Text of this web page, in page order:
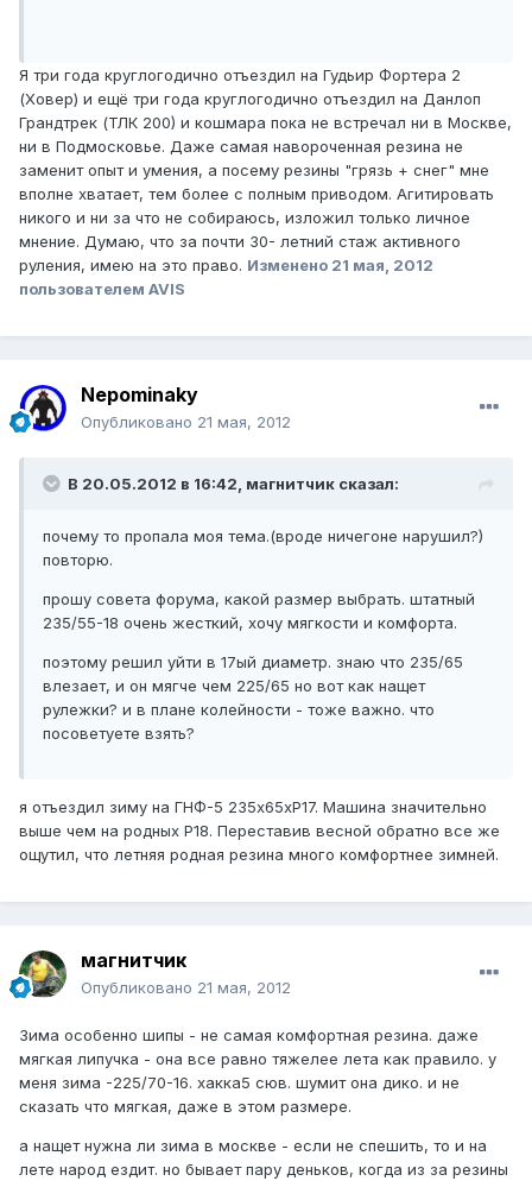
Я три года круглогодично отъездил на Гудьир Фортера 2
(Ховер) и ещё три года круглогодично отъездил на Данлоп
Грандтрек (ТЛК 200) и кошмара пока не встречал ни в Москве,
ни в Подмосковье. Даже самая навороченная резина не
заменит опыт и умения, а посему резины "грязь + снег" мне
вполне хватает, тем более с полным приводом. Агитировать
никого и ни за что не собираюсь, изложил только личное
мнение. Думаю, что за почти 30- летний стаж активного
руления, имею на это право. Изменено 21 мая, 2012
пользователем AVIS
Nepominaky
Опубликовано 21 мая, 2012
В 20.05.2012 в 16:42, магнитчик сказал:
почему то пропала моя тема.(вроде ничегоне нарушил?)
повторю.
прошу совета форума, какой размер выбрать. штатный
235/55-18 очень жесткий, хочу мягкости и комфорта.
поэтому решил уйти в 17ый диаметр. знаю что 235/65
влезает, и он мягче чем 225/65 но вот как нащет
рулежки? и в плане колейности - тоже важно. что
посоветуете взять?
я отъездил зиму на ГНФ-5 235х65хР17. Машина значительно
выше чем на родных Р18. Переставив весной обратно все же
ощутил, что летняя родная резина много комфортнее зимней.
магнитчик
Опубликовано 21 мая, 2012
Зима особенно шипы - не самая комфортная резина. даже
мягкая липучка - она все равно тяжелее лета как правило. у
меня зима -225/70-16. хакка5 сюв. шумит она дико. и не
сказать что мягкая, даже в этом размере.
а нащет нужна ли зима в москве - если не спешить, то и на
лете народ ездит. но бывает пару деньков, когда из за резины